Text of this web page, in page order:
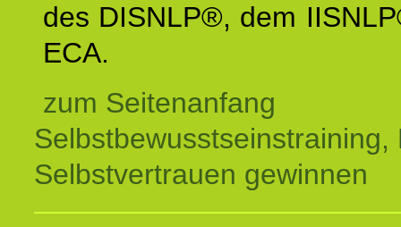
des DISNLP®, dem
ECA.
zum Seitenanfang
Selbstbewusstseinstraining,
Selbstvertrauen gewinnen